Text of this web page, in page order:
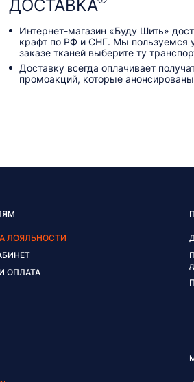
ДОСТАВКА
Интернет-магазин «Буду Шить»
крафт по РФ и СНГ. Мы пользуемся
заказе тканей выберите ту
Доставку всегда оплачивает
промоакций, которые
ЛОЯЛЬНОСТИ
ОПЛАТА